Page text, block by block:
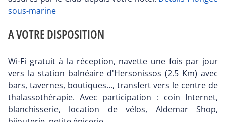
sous-marine
A VOTRE DISPOSITION
Wi-Fi gratuit à la réception, navette une fois par jour
vers la station balnéaire d'Hersonissos (2.5 Km) avec
bars, tavernes, boutiques..., transfert vers le centre de
thalassothérapie. Avec participation : coin Internet,
blanchisserie, location de vélos, Aldemar Shop,